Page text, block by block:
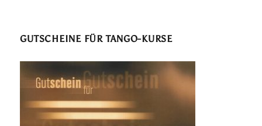
GUTSCHEINE FÜR TANGO-KURSE